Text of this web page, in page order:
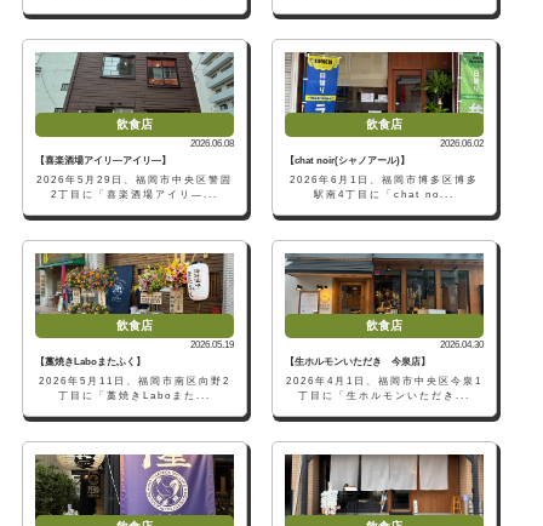
飲食店
2026.06.08
【喜楽酒場アイリ―アイリ―】
2026年5月29日、福岡市中央区警固
2丁目に「喜楽酒場アイリ―...
飲食店
2026.06.02
【chat noir(シャノアール)】
2026年6月1日、福岡市博多区博多
駅南4丁目に「chat no...
飲食店
2026.05.19
【藁焼きLaboまたふく】
2026年5月11日、福岡市南区向野2
丁目に「藁焼きLaboまた...
飲食店
2026.04.30
【生ホルモンいただき 今泉店】
2026年4月1日、福岡市中央区今泉1
丁目に「生ホルモンいただき...